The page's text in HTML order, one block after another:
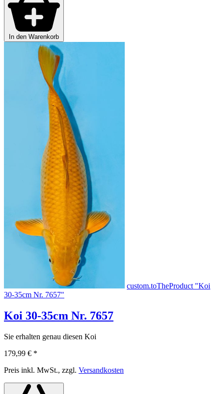
In den Warenkorb
custom.toTheProduct "Koi
30-35cm Nr. 7657"
Koi 30-35cm Nr. 7657
Sie erhalten genau diesen Koi
179,99 € *
Preis inkl. MwSt., zzgl. Versandkosten